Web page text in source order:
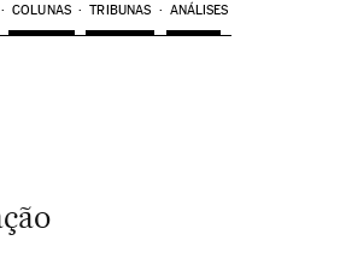
COLUNAS TRIBUNAS ANÁLISES